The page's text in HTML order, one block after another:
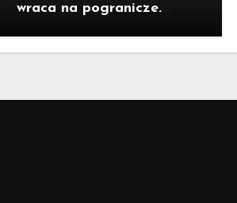
wraca na pogranicze.
dołączyć